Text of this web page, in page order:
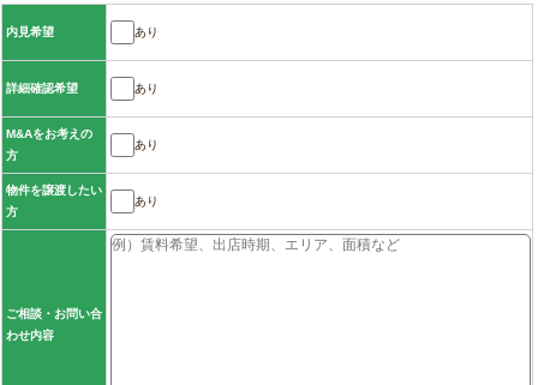
内見希望 あり
詳細確認希望 あり
M&Aをお考えの
方
あり
物件を譲渡したい
方
あり
ご相談・お問い合
わせ内容